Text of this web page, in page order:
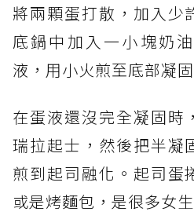
將兩顆蛋打散，加入少
底鍋中加入一小塊奶
液，用小火煎至底部凝固
在蛋液還沒完全凝固時
瑞拉起士，然後把半凝
煎到起司融化。起司蛋
或是烤麵包，是很多女